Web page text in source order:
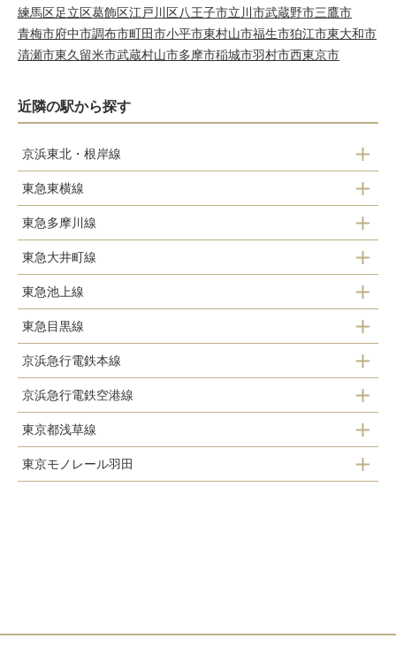
練馬区足立区葛飾区江戸川区八王子市立川市武蔵野市三鷹市
青梅市府中市調布市町田市小平市東村山市福生市狛江市東大和市
清瀬市東久留米市武蔵村山市多摩市稲城市羽村市西東京市
近隣の駅から探す
京浜東北・根岸線
大森駅
蒲田駅
東急東横線
田園調布駅
多摩川駅
東急多摩川線
多摩川駅
沼部駅
鵜の木駅
武蔵新田駅
矢口渡駅
東急大井町線
北千束駅
大岡山駅
東急池上線
長原駅
洗足池駅
石川台駅
御嶽山駅
蓮沼駅
東急目黒線
大岡山駅
田園調布駅
多摩川駅
京浜急行電鉄本線
平和島駅
大森町駅
梅屋敷駅
京浜急行電鉄空港線
京急蒲田駅
糀谷駅
東京都浅草線
馬込駅
東京モノレール羽田